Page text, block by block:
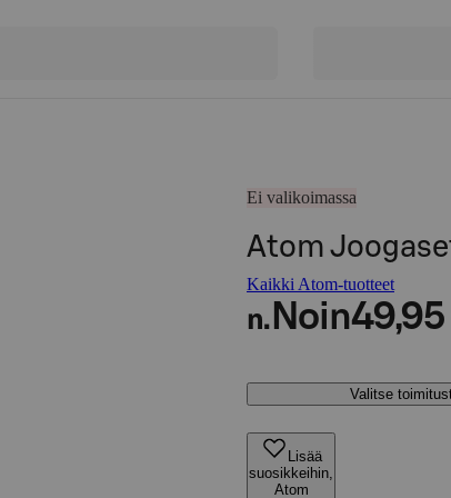
Ei valikoimassa
Atom
Kaikki Atom-tuotteet
n. Noin
Valitse
Lisää
suosikkeihin,
Atom